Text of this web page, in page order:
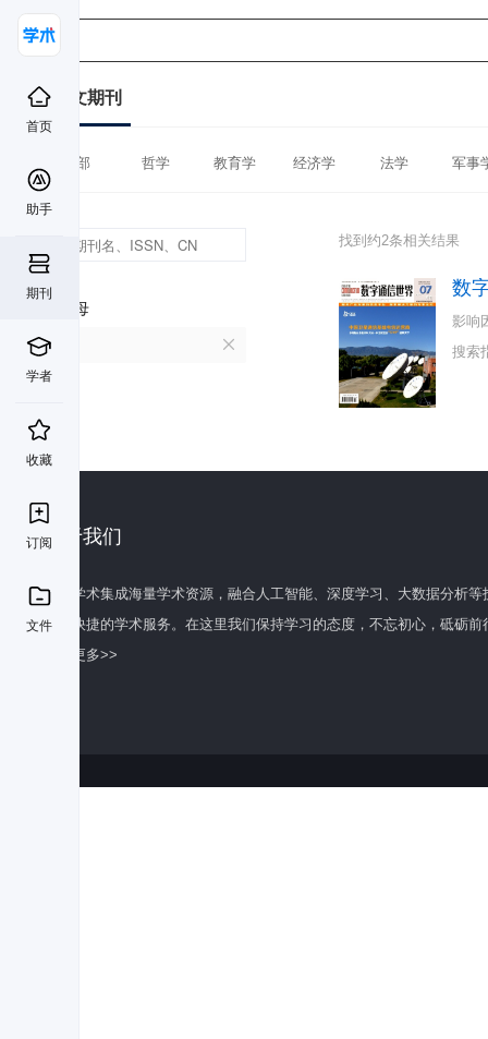
首页
助手
期刊
学者
收藏
订阅
文件
中文期刊
全部 哲学 教育学 经济学 法学 军事
首字母
S
找到约2条相关结果
数
影响
搜索
关于我们
百度学术集成海量学术资源，融合人工智能、深度学习、大数据分析
全面快捷的学术服务。在这里我们保持学习的态度，不忘初心，砥砺前
了解更多>>